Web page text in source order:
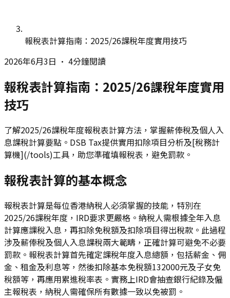
報稅表計算指南：2025/26課稅年度實用技巧
2026年6月3日 • 4分鐘閱讀
報稅表計算指南：2025/26課稅年度實用
技巧
了解2025/26課稅年度報稅表計算方法，掌握薪俸稅及個人入
息課稅計算要點。DSB Tax提供實用扣除項目分析及[稅務計
算機](/tools)工具，助您準確填報稅表，避免罰款。
報稅表計算的基本概念
報稅表計算是每位香港納稅人必須掌握的技能，特別在
2025/26課稅年度，IRD要求更嚴格。納稅人需根據全年入息
計算應課稅入息，再扣除免稅額及扣除項目得出稅款。此過程
涉及薪俸稅及個人入息課稅兩大範疇，正確計算可避免不必要
罰款。報稅表計算首先確定課稅年度入息總額，包括薪金、佣
金、租金及利息等，然後扣除基本免稅額132000元及子女免
稅額等，再應用累進稅率表。實務上IRD會抽查銀行紀錄及僱
主報稅表，納稅人需確保所有數據一致以免被罰。